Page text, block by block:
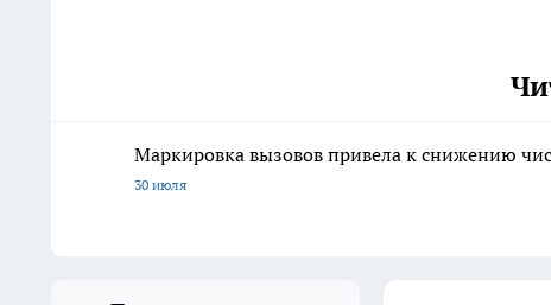
Маркировка вызовов привела к снижению
30 июля